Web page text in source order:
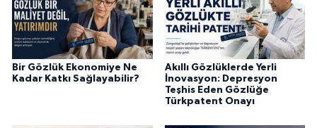
Bir Gözlük Ekonomiye Ne
Kadar Katkı Sağlayabilir?
Akıllı Gözlüklerde Yerli
İnovasyon: Depresyon
Teşhis Eden Gözlüğe
Türkpatent Onayı